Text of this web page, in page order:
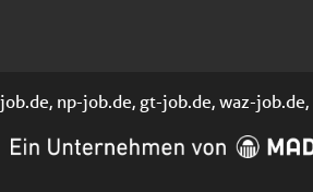
np-job.de, gt-job.de, waz-